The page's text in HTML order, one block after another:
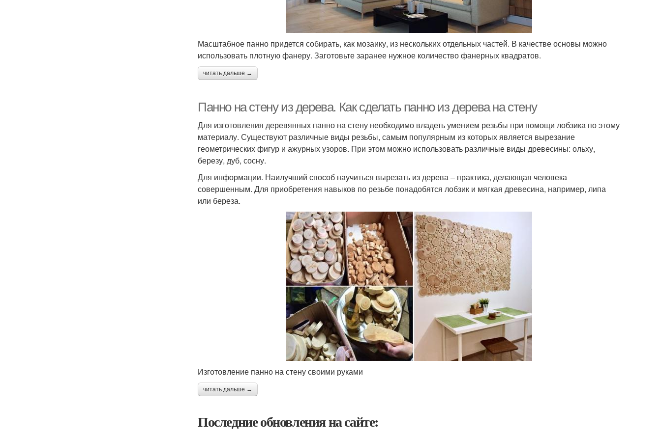
Масштабное панно придется собирать, как мозаику, из нескольких отдельных частей. В качестве основы можно
использовать плотную фанеру. Заготовьте заранее нужное количество фанерных квадратов.
читать дальше →
Панно на стену из дерева. Как сделать панно из дерева на стену
Для изготовления деревянных панно на стену необходимо владеть умением резьбы при помощи лобзика по этому
материалу. Существуют различные виды резьбы, самым популярным из которых является вырезание
геометрических фигур и ажурных узоров. При этом можно использовать различные виды древесины: ольху,
березу, дуб, сосну.
Для информации. Наилучший способ научиться вырезать из дерева – практика, делающая человека
совершенным. Для приобретения навыков по резьбе понадобятся лобзик и мягкая древесина, например, липа
или береза.
Изготовление панно на стену своими руками
читать дальше →
Последние обновления на сайте: